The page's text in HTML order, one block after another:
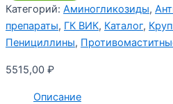
Категорий: Аминогликозиды,
препараты, ГК ВИК, Каталог,
Пенициллины,
5515,00 ₽
Описание